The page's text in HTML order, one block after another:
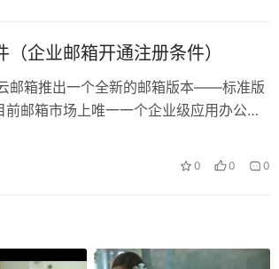
企业邮箱开通注册条件）
邮箱推出一个全新的邮箱版本——标准版
邮箱市场上唯一一个企业级应用办公的
0 0 0